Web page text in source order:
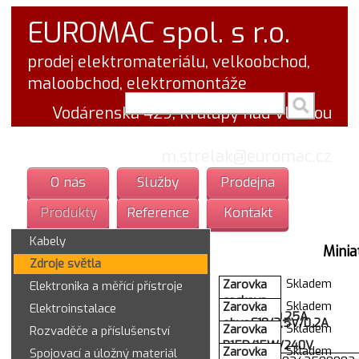
EUROMAC spol. s r.o.
prodej elektromateriálu, velkoobchod,
maloobchod, elektromontáže
Vodárenská 429, Kralupy nad Vltavou
O nás Služby
Prodejna
Produkty
Reference Kontakt
Kabely
Zdroje světla
Elektronika a měřící přístroje
Elektroinstalace
Rozvaděče a příslušenství
Spojovací a úložný materiál
Zarovka
cockova
E10/2,2V/0,25A
Z2121
Skladem
Zarovka
obyc.E10/3,5V/0,2A
Z2126
Skladem
Zarovka
B15D/15W/240V
Skladem
Zarovka
Skladem